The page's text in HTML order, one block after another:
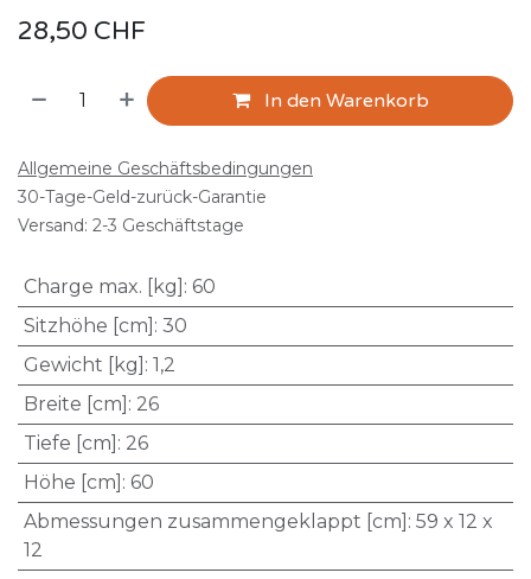
28,50 CHF
In den Warenkorb
Allgemeine Geschäftsbedingungen
30-Tage-Geld-zurück-Garantie
Versand: 2-3 Geschäftstage
Charge max. [kg] : 60
Sitzhöhe [cm] : 30
Gewicht [kg] : 1,2
Breite [cm] : 26
Tiefe [cm] : 26
Höhe [cm] : 60
Abmessungen zusammengeklappt [cm] : 59 x 12 x
12